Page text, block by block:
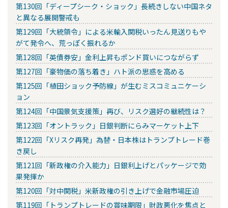
第130回「ディープシーク・ショック」長続きしない中国ネタ
と異なる展開警戒も
第129回「大統領令」による米輸入関税いったん見送りもや
がて発令へ、荒っぽく振れるか
第128回「英債券安」金利上昇もポンド買いにつながらず
第127回「豪物価の落ち着き」ハト派の思惑を高める
第125回「植田ショック予防線」が生むミスコミュニケーシ
ョン
第124回「中国景気支援策」再び、リスク選好の継続性は？
第123回「オントラック」日銀判断にらみマーケット上下
第122回「Xリスク再発」為替・日本株はトランプトレード巻
き戻し
第121回「新政権の介入能力」日銀利上げとパッケージで効
果発揮か
第120回「対中関税」米新政権の引き上げで金融市場圧迫
第119回「トランプトレードの賞味期限」財政悪化を焦点と